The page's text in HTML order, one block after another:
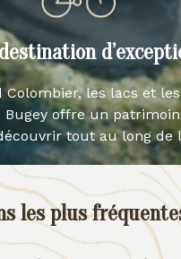
Colombier, les lacs et
Bugey offre un
tout au long de
les plus